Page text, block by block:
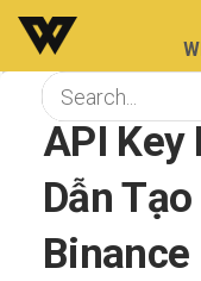
API Key
Dẫn
Binance